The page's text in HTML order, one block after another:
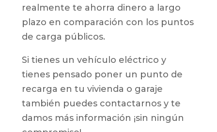
realmente te ahorra dinero a largo
plazo en comparación con los puntos
de carga públicos.
Si tienes un vehículo eléctrico y
tienes pensado poner un punto de
recarga en tu vivienda o garaje
también puedes contactarnos y te
damos más información ¡sin ningún